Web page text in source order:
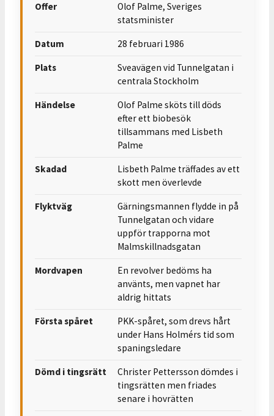
Offer
Olof Palme, Sveriges
statsminister
Datum 28 februari 1986
Plats
Sveavägen vid Tunnelgatan i
centrala Stockholm
Händelse
Olof Palme sköts till döds
efter ett biobesök
tillsammans med Lisbeth
Palme
Skadad
Lisbeth Palme träffades av ett
skott men överlevde
Flyktväg
Gärningsmannen flydde in på
Tunnelgatan och vidare
uppför trapporna mot
Malmskillnadsgatan
Mordvapen
En revolver bedöms ha
använts, men vapnet har
aldrig hittats
Första spåret
PKK-spåret, som drevs hårt
under Hans Holmérs tid som
spaningsledare
Dömd i tingsrätt
Christer Pettersson dömdes i
tingsrätten men friades
senare i hovrätten